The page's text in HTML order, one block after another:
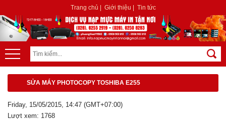
Trang chủ Giới thiệu Tin tức
SỬA MÁY PHOTOCOPY TOSHIBA E255
Friday, 15/05/2015, 14:47 (GMT+07:00)
Lượt xem: 1768